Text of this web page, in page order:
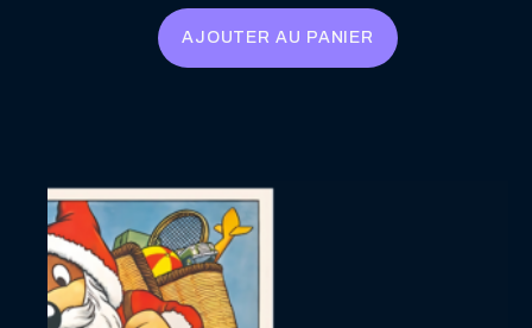
AJOUTER AU PANIER